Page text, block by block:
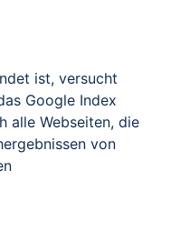
ist, versucht
Google Index
alle Webseiten, die
von